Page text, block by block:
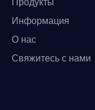
Информация
О нас
Свяжитесь с нами